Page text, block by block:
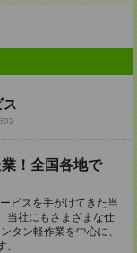
ス
！全国各地で
ビスを手がけてきた当
当社にもさまざまな仕
タン軽作業を中心に、